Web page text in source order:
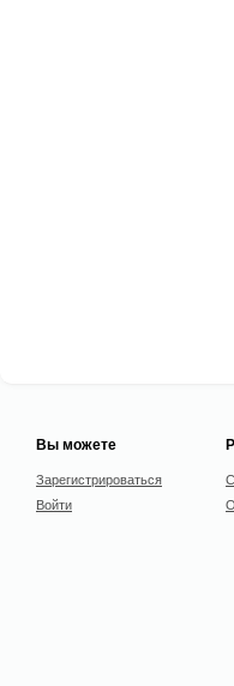
Вы можете
Зарегистрироваться
Войти